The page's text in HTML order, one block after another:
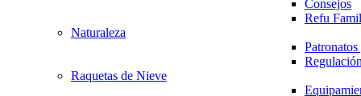
Consejos
Refu
Naturaleza
Raquetas de Nieve